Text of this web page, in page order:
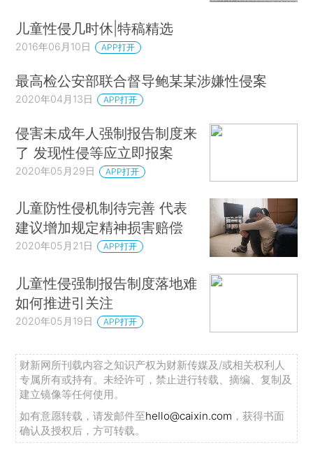
儿童性侵几时休|特稿精选
2016年06月10日 APP打开
最高检公安部联合督导鲍某某涉嫌性侵案
2020年04月13日 APP打开
侵害未成年人强制报告制度来
了 发现性侵等应立即报案
2020年05月29日 APP打开
儿童防性侵机制待完善 代表
建议增加规定精神损害赔偿
2020年05月21日 APP打开
儿童性侵强制报告制度落地难
如何推进引关注
2020年05月19日 APP打开
财新网所刊载内容之知识产权为财新传媒及/或相关权利人
专属所有或持有。未经许可，禁止进行转载、摘编、复制及
建立镜像等任何使用。
如有意愿转载，请发邮件至hello@caixin.com ，获得书面
确认及授权后，方可转载。